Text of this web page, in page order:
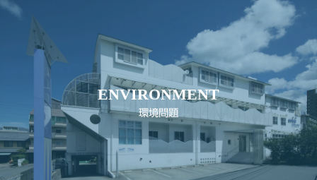
ENVIRONMENT
環境問題